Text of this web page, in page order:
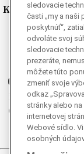
Kde nás nájdete
Facebook
Instagram
Ganjing
Youtube
Twitter
Telegram
RSS
sledovacie
časti „my a naši
poskytnúť“,
odvoláte svoj
sledovacie
prezeráte,
môžete túto
zmeniť svoje
odkaz
stránky alebo
internetovej
Webové sídlo.
osobných